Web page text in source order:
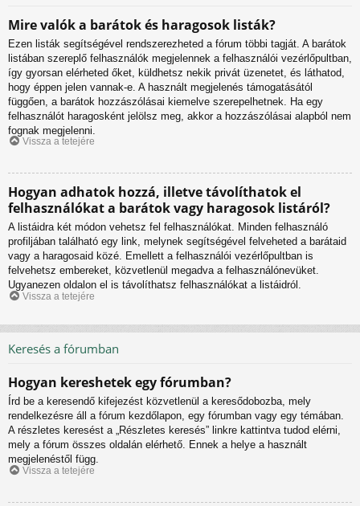
Mire valók a barátok és haragosok listák?
Ezen listák segítségével rendszerezheted a fórum többi tagját. A barátok
listában szereplő felhasználók megjelennek a felhasználói vezérlőpultban,
így gyorsan elérheted őket, küldhetsz nekik privát üzenetet, és láthatod,
hogy éppen jelen vannak-e. A használt megjelenés támogatásától
függően, a barátok hozzászólásai kiemelve szerepelhetnek. Ha egy
felhasználót haragosként jelölsz meg, akkor a hozzászólásai alapból nem
fognak megjelenni.
Vissza a tetejére
Hogyan adhatok hozzá, illetve távolíthatok el
felhasználókat a barátok vagy haragosok listáról?
A listáidra két módon vehetsz fel felhasználókat. Minden felhasználó
profiljában található egy link, melynek segítségével felveheted a barátaid
vagy a haragosaid közé. Emellett a felhasználói vezérlőpultban is
felvehetsz embereket, közvetlenül megadva a felhasználónevüket.
Ugyanezen oldalon el is távolíthatsz felhasználókat a listáidról.
Vissza a tetejére
Keresés a fórumban
Hogyan kereshetek egy fórumban?
Írd be a keresendő kifejezést közvetlenül a keresődobozba, mely
rendelkezésre áll a fórum kezdőlapon, egy fórumban vagy egy témában.
A részletes keresést a „Részletes keresés” linkre kattintva tudod elérni,
mely a fórum összes oldalán elérhető. Ennek a helye a használt
megjelenéstől függ.
Vissza a tetejére